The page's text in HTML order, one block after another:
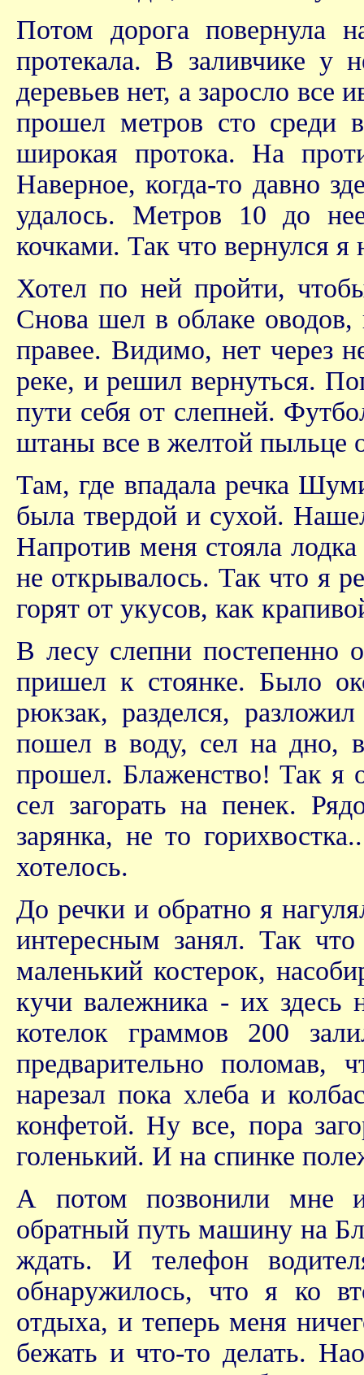
Потом дорога повернула
протекала. В заливчике у
деревьев нет, а заросло все
прошел метров сто среди
широкая протока. На
Наверное, когда-то давно
удалось. Метров 10 до
кочками. Так что вернулся
Хотел по ней пройти,
Снова шел в облаке оводов,
правее. Видимо, нет через
реке, и решил вернуться.
пути себя от слепней.
штаны все в желтой пыльце
Там, где впадала речка
была твердой и сухой.
Напротив меня стояла
не открывалось. Так что я
горят от укусов, как
В лесу слепни постепенно
пришел к стоянке. Было
рюкзак, разделся,
пошел в воду, сел на дно,
прошел. Блаженство! Так я
сел загорать на пенек.
зарянка, не то
хотелось.
До речки и обратно я
интересным занял. Так
маленький костерок,
кучи валежника - их здесь
котелок граммов 200
предварительно поломав,
нарезал пока хлеба и
конфетой. Ну все, пора
голенький. И на спинке
А потом позвонили мне
обратный путь машину на
ждать. И телефон
обнаружилось, что я ко
отдыха, и теперь меня
бежать и что-то делать.